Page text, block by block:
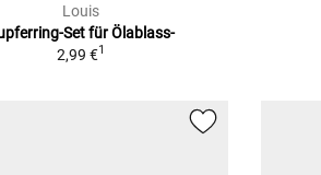
Louis
Set für Ölablass-
2,99 €1